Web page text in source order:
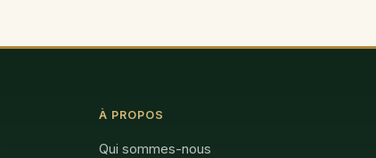
À PROPOS
Qui sommes-nous